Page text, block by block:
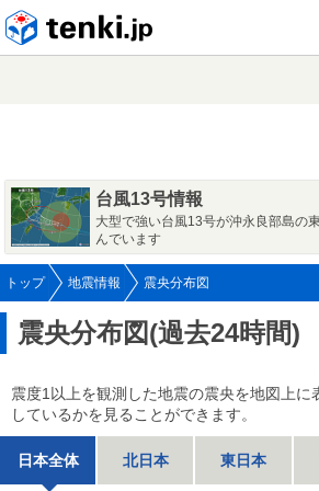
台風13号情報
大型で強い台風13号が沖永良部島の
んでいます
トップ 地震情報 震央分布図
震央分布図(過去24時間)
震度1以上を観測した地震の震央を地図上に
しているかを見ることができます。
日本全体 北日本 東日本